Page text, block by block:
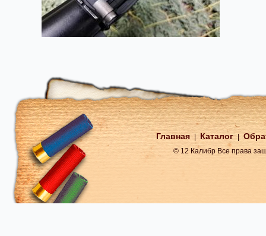
Главная Каталог
© 12 Калибр Все права